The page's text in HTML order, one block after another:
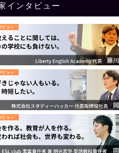
インタビュー